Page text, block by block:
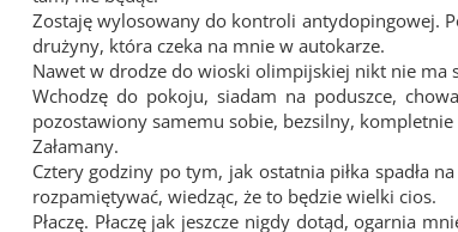
Zostaję wylosowany do kontroli antydopingowej.
drużyny, która czeka na mnie w autokarze.
Nawet w drodze do wioski olimpijskiej nikt nie ma
Wchodzę do pokoju, siadam na poduszce,
pozostawiony samemu sobie, bezsilny, kompletnie
Załamany.
Cztery godziny po tym, jak ostatnia piłka spadła
rozpamiętywać, wiedząc, że to będzie wielki cios.
Płaczę. Płaczę jak jeszcze nigdy dotąd, ogarnia